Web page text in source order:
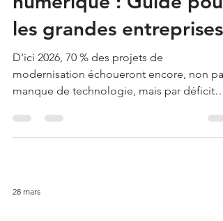
transformation
numérique : Guide pour
les grandes entreprises
D'ici 2026, 70 % des projets de
manque de technologie, mais par déficit
d'accompagnement humain selon les
vous faites face : savoir comment réussir sa